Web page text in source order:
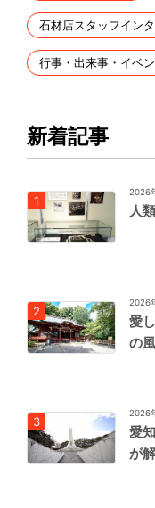
石材店スタッフイン
行事・出来事・イベ
新着記事
2026
人
2026
愛
の
2026
愛
が